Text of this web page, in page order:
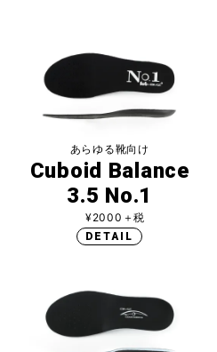
あらゆる靴向け
Cuboid Balance
3.5 No.1
¥2000＋税
DETAIL